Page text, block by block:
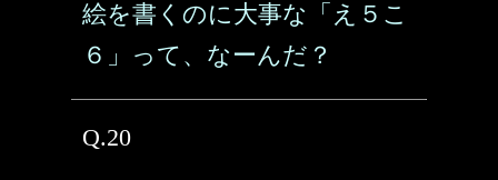
絵を書くのに大事な「え５こ
６」って、なーんだ？
Q.20